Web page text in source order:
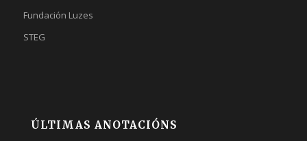
Fundación Luzes
STEG
ÚLTIMAS ANOTACIÓNS